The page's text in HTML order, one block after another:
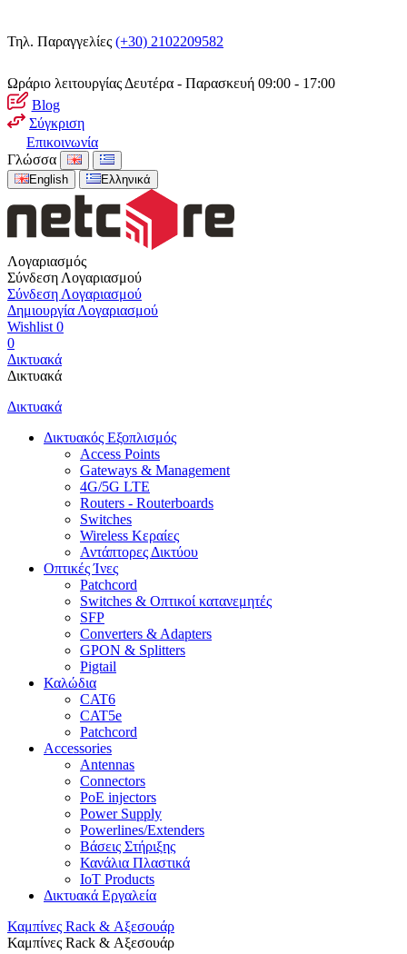
Τηλ. Παραγγελίες (+30) 2102209582
Ωράριο λειτουργίας Δευτέρα - Παρασκευή 09:00 - 17:00
Blog
Σύγκριση
Επικοινωνία
Γλώσσα
English Ελληνικά
Λογαριασμός
Σύνδεση Λογαριασμού
Σύνδεση Λογαριασμού
Δημιουργία Λογαριασμού
Wishlist 0
0
Δικτυακά
Δικτυακά
Δικτυακά
Δικτυακός Εξοπλισμός
Access Points
Gateways & Management
4G/5G LTE
Routers - Routerboards
Switches
Wireless Κεραίες
Αντάπτορες Δικτύου
Οπτικές Ίνες
Patchcord
Switches & Οπτικοί κατανεμητές
SFP
Converters & Adapters
GPON & Splitters
Pigtail
Καλώδια
CAT6
CAT5e
Patchcord
Accessories
Antennas
Connectors
PoE injectors
Power Supply
Powerlines/Extenders
Βάσεις Στήριξης
Κανάλια Πλαστικά
IoT Products
Δικτυακά Εργαλεία
Καμπίνες Rack & Αξεσουάρ
Καμπίνες Rack & Αξεσουάρ